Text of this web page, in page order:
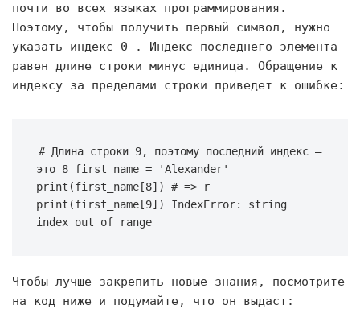
почти во всех языках программирования.
Поэтому, чтобы получить первый символ, нужно
указать индекс 0 . Индекс последнего элемента
равен длине строки минус единица. Обращение к
индексу за пределами строки приведет к ошибке:
# Длина строки 9, поэтому последний индекс —
это 8 first_name = 'Alexander'
print(first_name[8]) # => r
print(first_name[9]) IndexError: string
index out of range
Чтобы лучше закрепить новые знания, посмотрите
на код ниже и подумайте, что он выдаст: